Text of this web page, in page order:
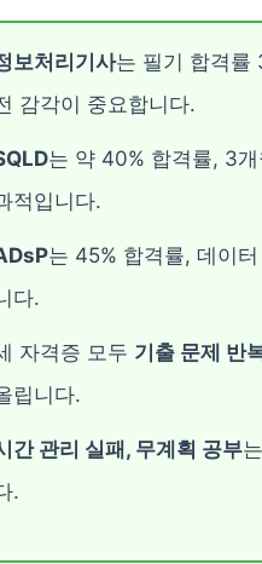
보처리기사는 필기 합격률
감각이 중요합니다.
는 약 40% 합격률, 3
적입니다.
는 45% 합격률, 데이
다.
자격증 모두 기출 문제 반
립니다.
간 관리 실패, 무계획 공부
.